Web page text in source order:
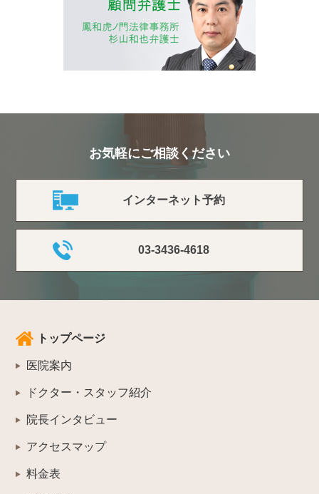
お気軽にご相談ください
インターネット予約
03-3436-4618
トップページ
医院案内
ドクター・スタッフ紹介
院長インタビュー
アクセスマップ
料金表